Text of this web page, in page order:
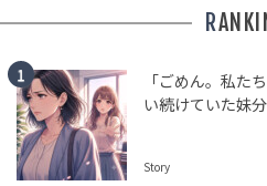
「ごめん。私た
い続けていた妹
Story